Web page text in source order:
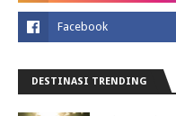
DESTINASI TRENDING